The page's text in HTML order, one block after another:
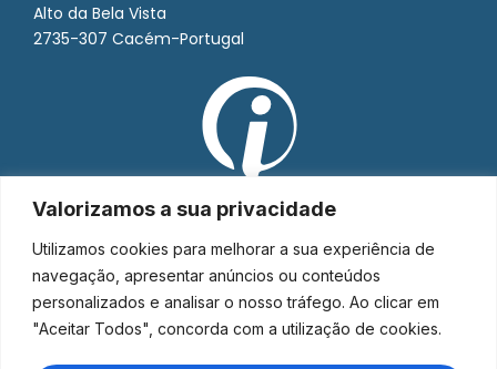
Valorizamos a sua privacidade
Utilizamos cookies para melhorar a sua experiência de
navegação, apresentar anúncios ou conteúdos
personalizados e analisar o nosso tráfego. Ao clicar em
"Aceitar Todos", concorda com a utilização de cookies.
Alto da Bela Vista
2735-307 Cacém-Portugal